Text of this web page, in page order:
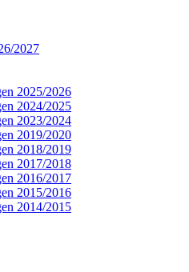
2027
2025/2026
2024/2025
2023/2024
2019/2020
2018/2019
2017/2018
2016/2017
2015/2016
2014/2015